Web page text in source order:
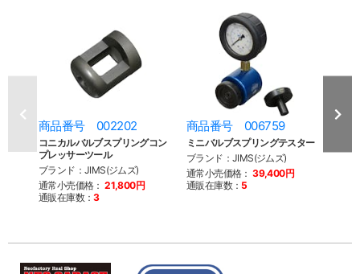
商品番号 002202
コニカルバルブスプリングコン
プレッサーツール
ブランド：JIMS(ジムズ)
通常小売価格： 21,800円
通販在庫数：3
商品番号 006759
ミニバルブスプリングテスター
ブランド：JIMS(ジムズ)
通常小売価格： 39,400円
通販在庫数：5
ツス